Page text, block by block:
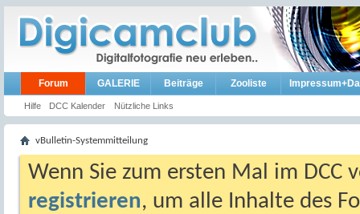
Forum
Hilfe DCC Kalender Nützliche Links
GALERIE Beiträge Zooliste
vBulletin-Systemmitteilung
Wenn Sie zum ersten Mal im DCC
registrieren, um alle Inhalte des